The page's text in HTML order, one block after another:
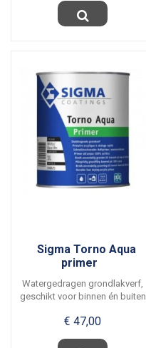
Sigma Torno Aqua
primer
Watergedragen grondlakverf,
geschikt voor binnen én buiten
€ 47,00